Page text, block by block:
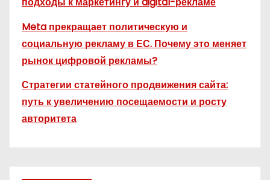
Meta прекращает политическую и
социальную рекламу в ЕС. Почему это меняет
рынок цифровой рекламы?
Стратегии статейного продвижения сайта:
путь к увеличению посещаемости и росту
авторитета